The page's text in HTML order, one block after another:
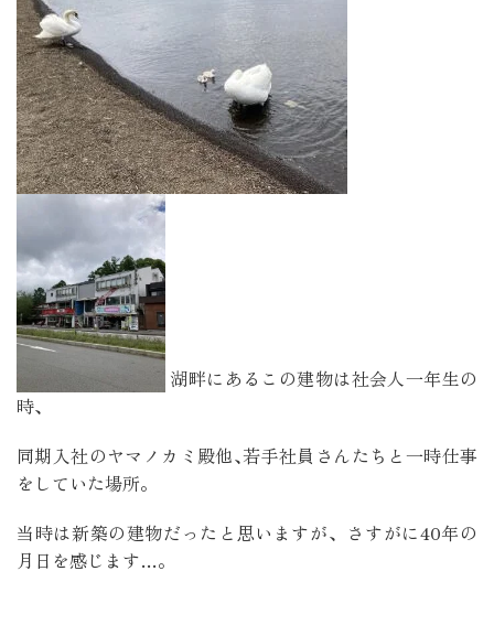
湖畔にあるこの建物は社会人一年生の
時、
同期入社のヤマノカミ殿他､若手社員さんたちと一時仕事
をしていた場所。
当時は新築の建物だったと思いますが、さすがに40年の
月日を感じます…。